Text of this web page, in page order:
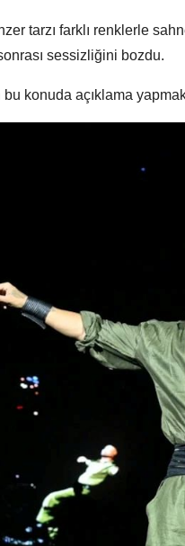
tarzı farklı renklerle
sessizliğini bozdu.
konuda açıklama